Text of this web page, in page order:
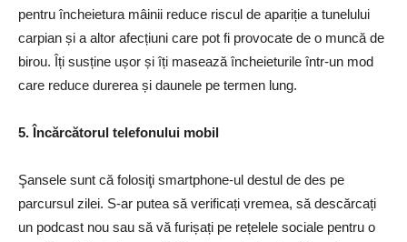
pentru încheietura mâinii reduce riscul de apariție a tunelului
carpian și a altor afecțiuni care pot fi provocate de o muncă de
birou. Îți susține ușor și îți masează încheieturile într-un mod
care reduce durerea și daunele pe termen lung.
5. Încărcătorul telefonului mobil
Şansele sunt că folosiţi smartphone-ul destul de des pe
parcursul zilei. S-ar putea să verificați vremea, să descărcați
un podcast nou sau să vă furișați pe rețelele sociale pentru o